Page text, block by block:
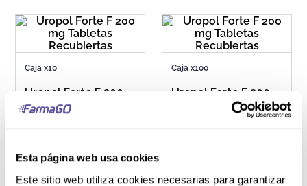
Esta página web usa cookies
Este sitio web utiliza cookies necesarias para garantizar
Caja x10
Uropol Forte F 200
mg Tabletas
26
Caja x100
Uropol Forte F 200
mg Tabletas